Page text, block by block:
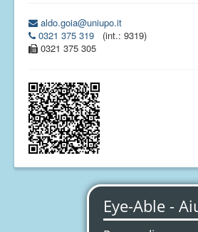
aldo.goia@uniupo.it
0321 375 319
(int.: 9319)
0321 375 305